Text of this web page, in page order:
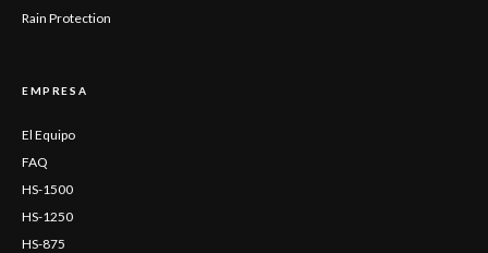
Rain Protection
EMPRESA
El Equipo
FAQ
HS-1500
HS-1250
HS-875